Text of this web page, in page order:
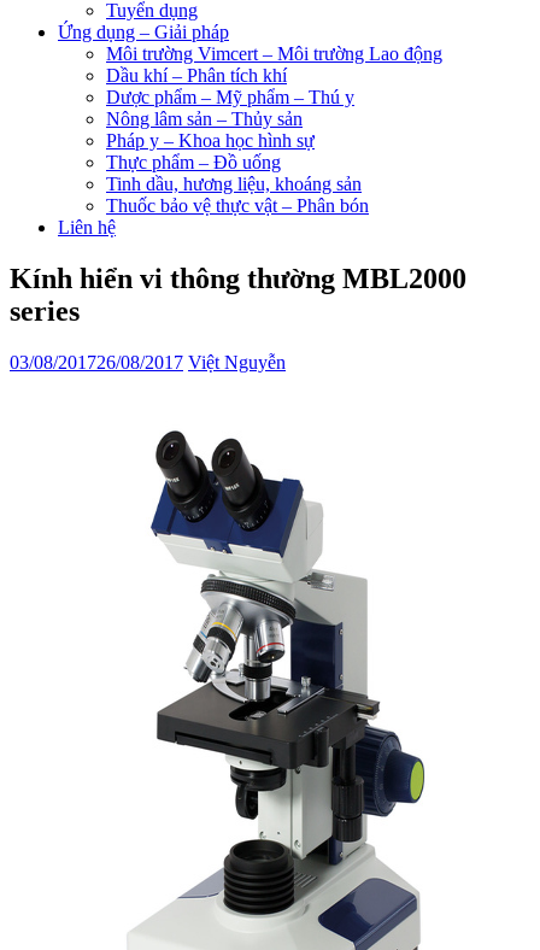
Tuyển dụng
Ứng dụng – Giải pháp
Môi trường Vimcert – Môi trường Lao động
Dầu khí – Phân tích khí
Dược phẩm – Mỹ phẩm – Thú y
Nông lâm sản – Thủy sản
Pháp y – Khoa học hình sự
Thực phẩm – Đồ uống
Tinh dầu, hương liệu, khoáng sản
Thuốc bảo vệ thực vật – Phân bón
Liên hệ
Kính hiển vi thông thường MBL2000
series
03/08/201726/08/2017 Việt Nguyễn